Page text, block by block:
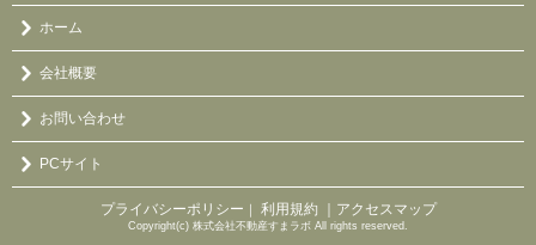
ホーム
会社概要
お問い合わせ
PCサイト
プライバシーポリシー 利用規約 ｜アクセスマップ
Copyright(c) 株式会社不動産すまラボ All rights reserved.